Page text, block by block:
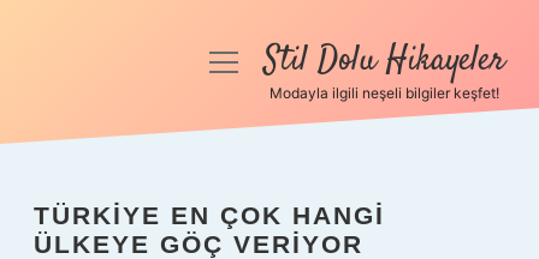
Anasayfa
Yasal Uyarı
menüyüStil Dolu Hikayeler
Modayla ilgili neşeli bilgiler keşfet!
TÜRKIYE EN ÇOK HANGI
ÜLKEYE GÖÇ VERIYOR